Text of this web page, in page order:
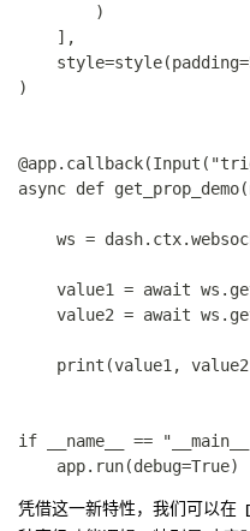
        )
    ],
)
async def
ws =
value1 = await
value2 = await
print(value1,
if __name__ ==
凭借这一新特性，我们可以在